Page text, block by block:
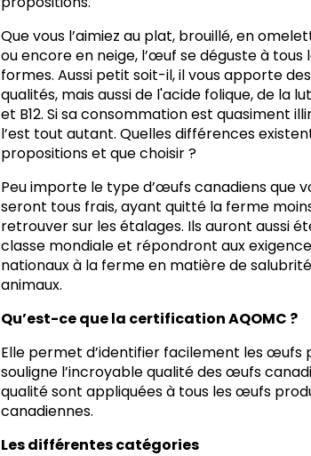
Que vous l’aimiez au plat, brouillé, en
ou encore en neige, l’œuf se déguste à
formes. Aussi petit soit-il, il vous apporte
qualités, mais aussi de l'acide folique, de la
et B12. Si sa consommation est quasiment
l’est tout autant. Quelles différences
propositions et que choisir ?
Peu importe le type d’œufs canadiens que
seront tous frais, ayant quitté la ferme
retrouver sur les étalages. Ils auront aussi
classe mondiale et répondront aux
nationaux à la ferme en matière de
animaux.
Qu’est-ce que la certification AQOMC ?
Elle permet d’identifier facilement les œufs
souligne l’incroyable qualité des œufs
qualité sont appliquées à tous les œufs
canadiennes.
Les différentes catégories